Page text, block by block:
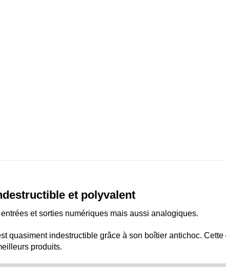
et polyvalent
et sorties numériques mais aussi analogiques.
quasiment indestructible grâce à son boîtier antichoc.
produits.